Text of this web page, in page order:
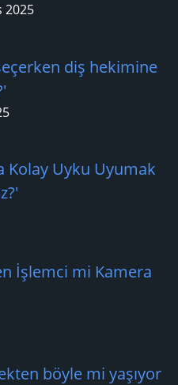
2025
diş hekimine
Kolay Uyku Uyumak
İşlemci mi Kamera
böyle mi yaşıyor